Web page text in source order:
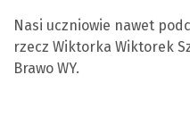
Nasi uczniowie nawet
rzecz Wiktorka Wiktorek
Brawo WY.